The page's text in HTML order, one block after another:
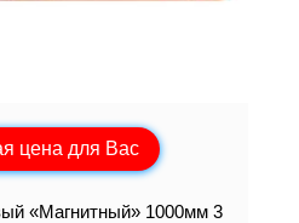
цена для Вас
«Магнитный» 1000мм 3